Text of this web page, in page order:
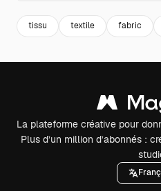
tissu textile fabric
La plateforme créative pour
Plus d’un million d’abonnés :